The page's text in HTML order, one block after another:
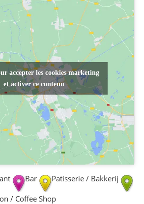
accepter les cookies marketing
et activer ce contenu
Bar Patisserie / Bakkerij
/ Coffee Shop